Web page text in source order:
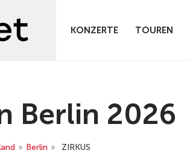
KONZERTE TOUREN
Berlin 2026
» Berlin » ZIRKUS